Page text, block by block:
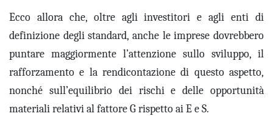
Ecco allora che, oltre agli investitori e agli enti di
definizione degli standard, anche le imprese dovrebbero
puntare maggiormente l’attenzione sullo sviluppo, il
rafforzamento e la rendicontazione di questo aspetto,
nonché sull’equilibrio dei rischi e delle opportunità
materiali relativi al fattore G rispetto ai E e S.